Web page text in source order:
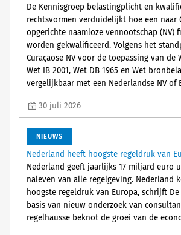
De Kennisgroep belastingplicht en
rechtsvormen verduidelijkt hoe een naar
opgerichte naamloze vennootschap (NV)
worden gekwalificeerd. Volgens het
Curaçaose NV voor de toepassing van de
Wet IB 2001, Wet DB 1965 en Wet
vergelijkbaar met een Nederlandse NV of
30 juli 2026
NIEUWS
Nederland heeft hoogste regeldruk van
Nederland geeft jaarlijks 17 miljard euro
naleven van alle regelgeving. Nederland
hoogste regeldruk van Europa, schrijft De
basis van nieuw onderzoek van
regelhausse beknot de groei van de